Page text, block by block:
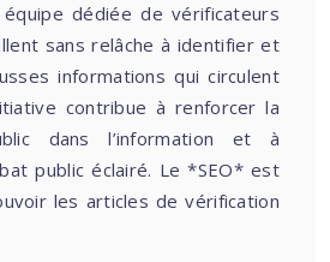
dédiée de vérificateurs
sans relâche à identifier et
informations qui circulent
contribue à renforcer la
dans l’information et à
public éclairé. Le *SEO* est
les articles de vérification